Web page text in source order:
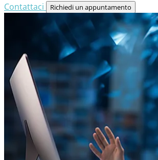
Contattaci
Richiedi un appuntamento